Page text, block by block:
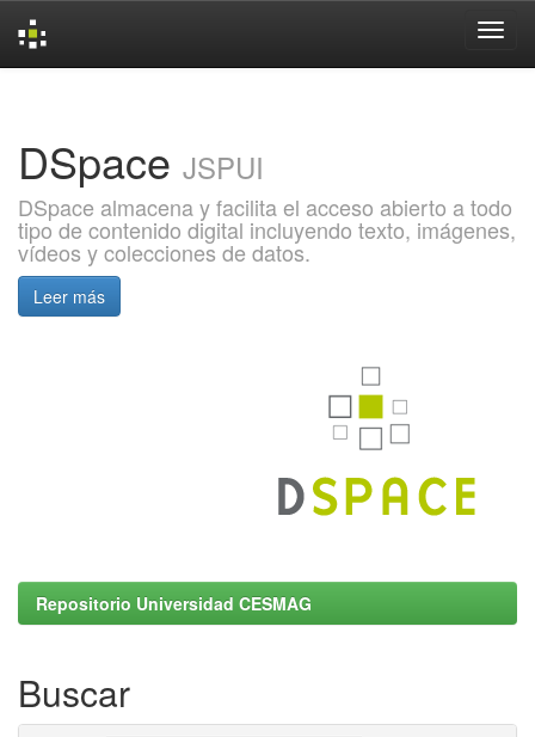
DSpace JSPUI
DSpace almacena y facilita el acceso abierto a todo
tipo de contenido digital incluyendo texto, imágenes,
vídeos y colecciones de datos.
Leer más
Repositorio Universidad CESMAG
Buscar